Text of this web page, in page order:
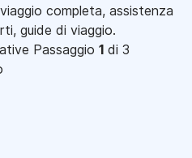
completa, assistenza
guide di viaggio.
Passaggio 1 di 3